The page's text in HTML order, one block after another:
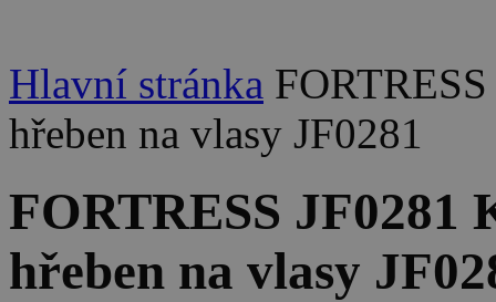
Hlavní stránka
hřeben na vlasy JF0281
FORTRESS JF0281
hřeben na vlasy